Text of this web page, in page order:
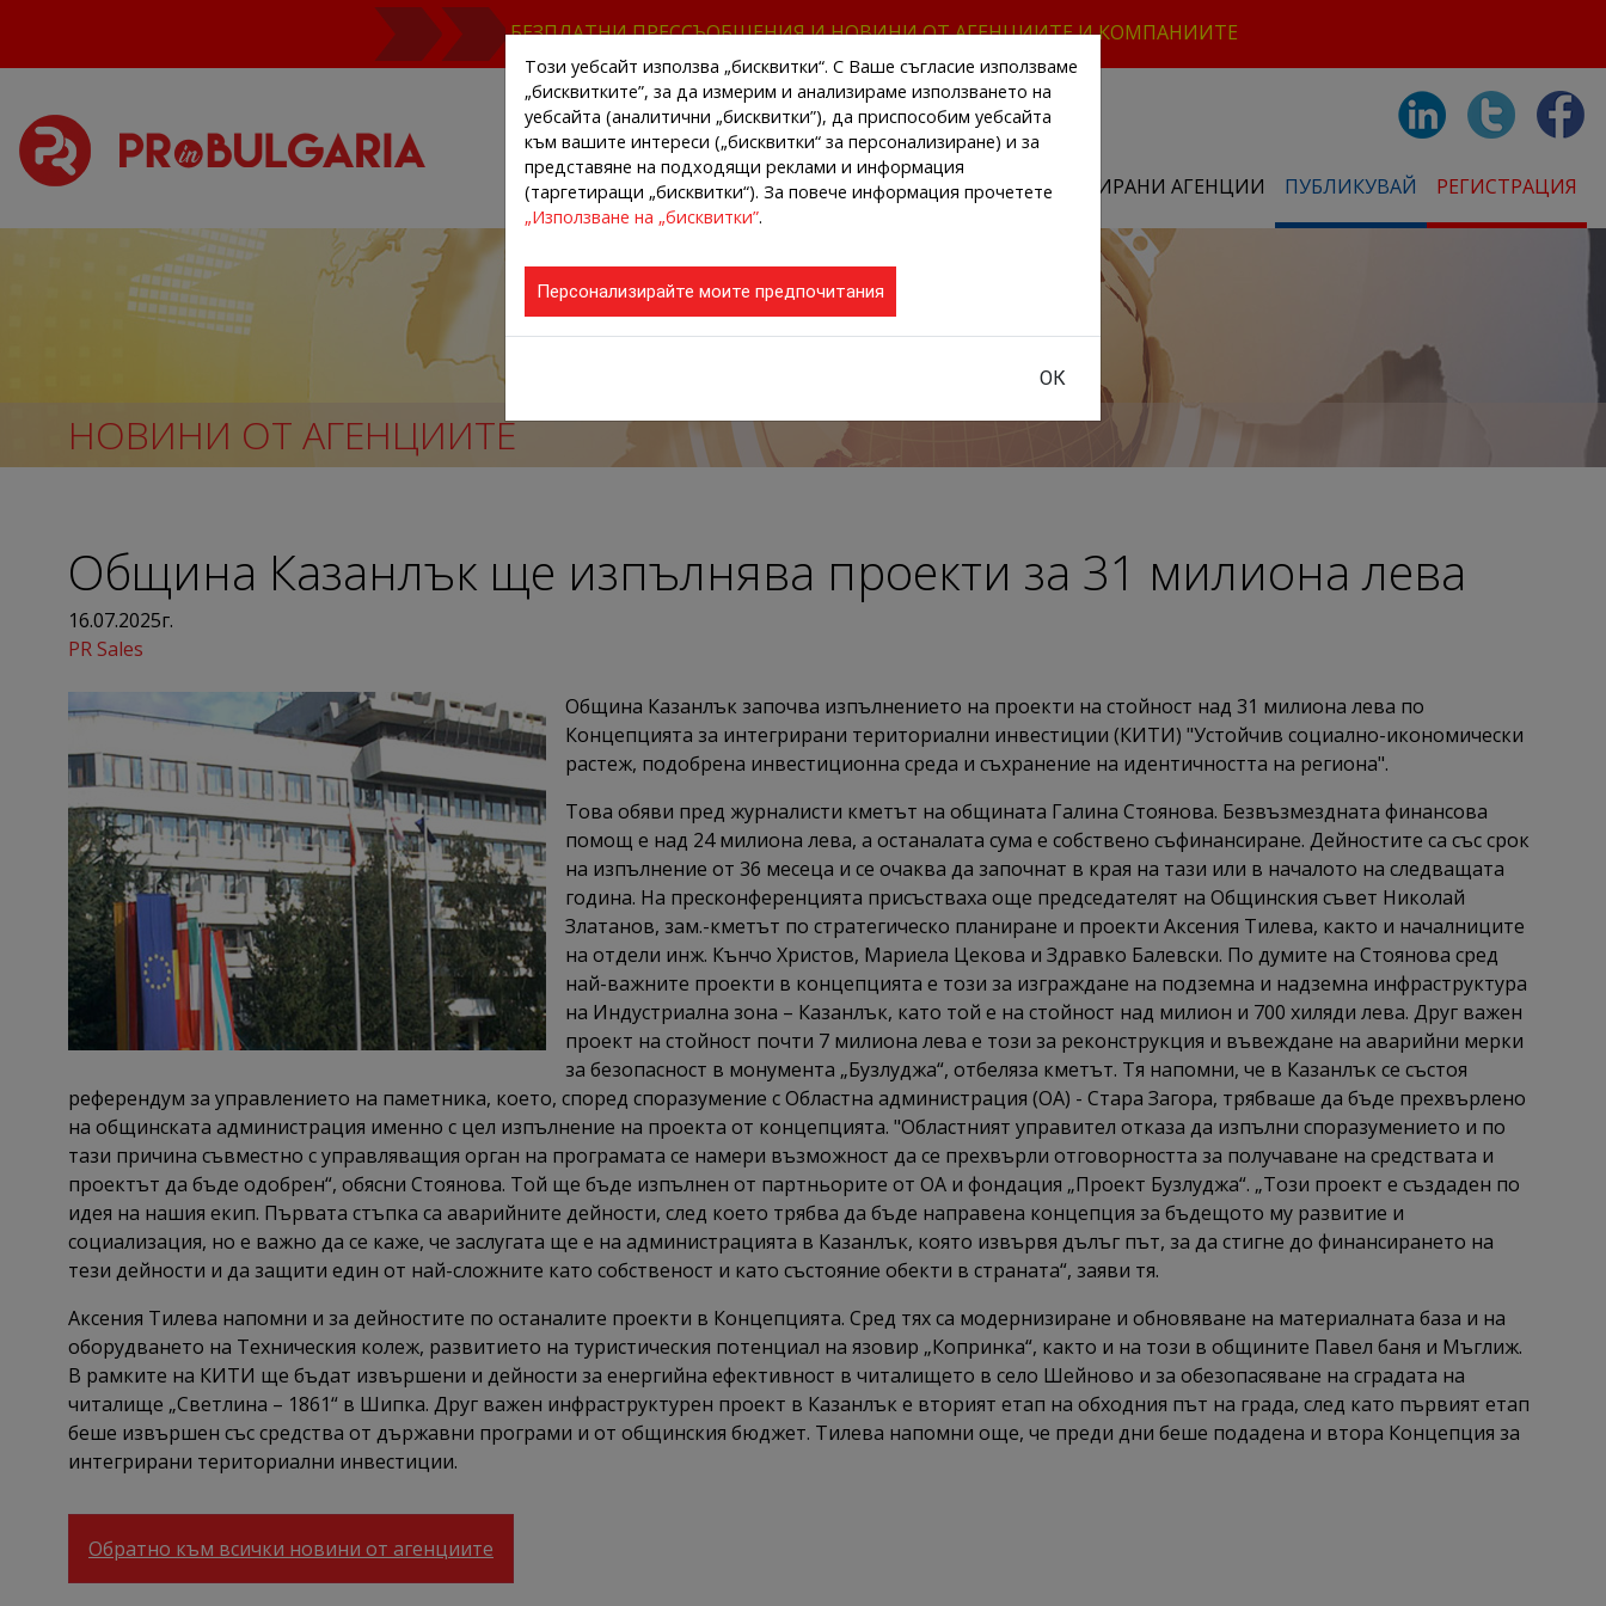
БЕЗПЛАТНИ ПРЕССЪОБЩЕНИЯ И НОВИНИ ОТ АГЕНЦИИТЕ И КОМПАНИИТЕ
НАЧАЛО НОВИНИ ОТ АГЕНЦИИТЕ РЕГИСТРИРАНИ АГЕНЦИИ ПУБЛИКУВАЙ РЕГИСТРАЦИЯ
НОВИНИ ОТ АГЕНЦИИТЕ
Община Казанлък ще изпълнява проекти за 31 милиона лева
16.07.2025г.
PR Sales
Община Казанлък започва изпълнението на проекти на стойност над 31 милиона лева по
Концепцията за интегрирани териториални инвестиции (КИТИ) "Устойчив социално-икономически
растеж, подобрена инвестиционна среда и съхранение на идентичността на региона".
Това обяви пред журналисти кметът на общината Галина Стоянова. Безвъзмездната финансова
помощ е над 24 милиона лева, а останалата сума е собствено съфинансиране. Дейностите са със срок
на изпълнение от 36 месеца и се очаква да започнат в края на тази или в началото на следващата
година. На пресконференцията присъстваха още председателят на Общинския съвет Николай
Златанов, зам.-кметът по стратегическо планиране и проекти Аксения Тилева, както и началниците
на отдели инж. Кънчо Христов, Мариела Цекова и Здравко Балевски. По думите на Стоянова сред
най-важните проекти в концепцията е този за изграждане на подземна и надземна инфраструктура
на Индустриална зона – Казанлък, като той е на стойност над милион и 700 хиляди лева. Друг важен
проект на стойност почти 7 милиона лева е този за реконструкция и въвеждане на аварийни мерки
за безопасност в монумента „Бузлуджа“, отбеляза кметът. Тя напомни, че в Казанлък се състоя
референдум за управлението на паметника, което, според споразумение с Областна администрация (ОА) - Стара Загора, трябваше да бъде прехвърлено
на общинската администрация именно с цел изпълнение на проекта от концепцията. "Областният управител отказа да изпълни споразумението и по
тази причина съвместно с управляващия орган на програмата се намери възможност да се прехвърли отговорността за получаване на средствата и
проектът да бъде одобрен“, обясни Стоянова. Той ще бъде изпълнен от партньорите от ОА и фондация „Проект Бузлуджа“. „Този проект е създаден по
идея на нашия екип. Първата стъпка са аварийните дейности, след което трябва да бъде направена концепция за бъдещото му развитие и
социализация, но е важно да се каже, че заслугата ще е на администрацията в Казанлък, която извървя дълъг път, за да стигне до финансирането на
тези дейности и да защити един от най-сложните като собственост и като състояние обекти в страната“, заяви тя.
Аксения Тилева напомни и за дейностите по останалите проекти в Концепцията. Сред тях са модернизиране и обновяване на материалната база и на
оборудването на Техническия колеж, развитието на туристическия потенциал на язовир „Копринка“, както и на този в общините Павел баня и Мъглиж.
В рамките на КИТИ ще бъдат извършени и дейности за енергийна ефективност в читалището в село Шейново и за обезопасяване на сградата на
читалище „Светлина – 1861“ в Шипка. Друг важен инфраструктурен проект в Казанлък е вторият етап на обходния път на града, след като първият етап
беше извършен със средства от държавни програми и от общинския бюджет. Тилева напомни още, че преди дни беше подадена и втора Концепция за
интегрирани териториални инвестиции.
Обратно към всички новини от агенциите
Този уебсайт използва „бисквитки“. С Ваше съгласие използваме
„бисквитките”, за да измерим и анализираме използването на
уебсайта (аналитични „бисквитки”), да приспособим уебсайта
към вашите интереси („бисквитки“ за персонализиране) и за
представяне на подходящи реклами и информация
(таргетиращи „бисквитки“). За повече информация прочетете
„Използване на „бисквитки”.
Персонализирайте моите предпочитания
ОК